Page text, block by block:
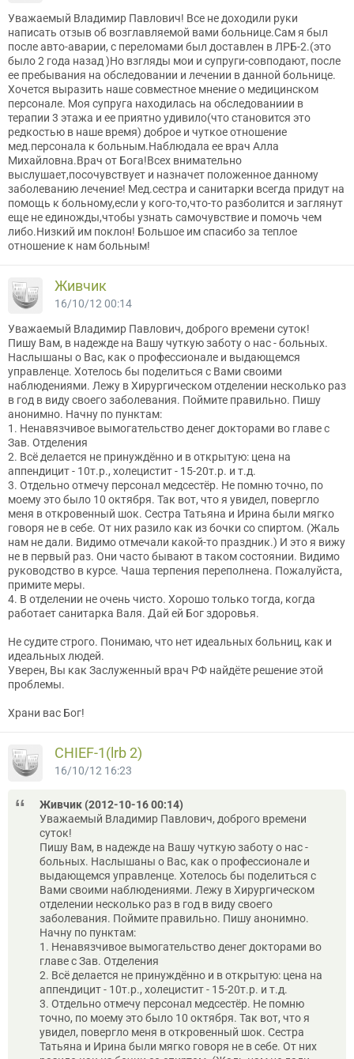
Уважаемый Владимир Павлович! Все не доходили руки
написать отзыв об возглавляемой вами больнице.Сам я был
после авто-аварии, с переломами был доставлен в ЛРБ-2.(это
было 2 года назад )Но взгляды мои и супруги-совподают, после
ее пребывания на обследовании и лечении в данной больнице.
Хочется выразить наше совместное мнение о медицинском
персонале. Моя супруга находилась на обследованиии в
терапии 3 этажа и ее приятно удивило(что становится это
редкостью в наше время) доброе и чуткое отношение
мед.персонала к больным.Наблюдала ее врач Алла
Михайловна.Врач от Бога!Всех внимательно
выслушает,посочувствует и назначет положенное данному
заболеванию лечение! Мед.сестра и санитарки всегда придут на
помощь к больному,если у кого-то,что-то разболится и заглянут
еще не единожды,чтобы узнать самочувствие и помочь чем
либо.Низкий им поклон! Большое им спасибо за теплое
отношение к нам больным!
Живчик
16/10/12 00:14
Уважаемый Владимир Павлович, доброго времени суток!
Пишу Вам, в надежде на Вашу чуткую заботу о нас - больных.
Наслышаны о Вас, как о профессионале и выдающемся
управленце. Хотелось бы поделиться с Вами своими
наблюдениями. Лежу в Хирургическом отделении несколько раз
в год в виду своего заболевания. Поймите правильно. Пишу
анонимно. Начну по пунктам:
1. Ненавязчивое вымогательство денег докторами во главе с
Зав. Отделения
2. Всё делается не принуждённо и в открытую: цена на
аппендицит - 10т.р., холецистит - 15-20т.р. и т.д.
3. Отдельно отмечу персонал медсестёр. Не помню точно, по
моему это было 10 октября. Так вот, что я увидел, повергло
меня в откровенный шок. Сестра Татьяна и Ирина были мягко
говоря не в себе. От них разило как из бочки со спиртом. (Жаль
нам не дали. Видимо отмечали какой-то праздник.) И это я вижу
не в первый раз. Они часто бывают в таком состоянии. Видимо
руководство в курсе. Чаша терпения переполнена. Пожалуйста,
примите меры.
4. В отделении не очень чисто. Хорошо только тогда, когда
работает санитарка Валя. Дай ей Бог здоровья.
Не судите строго. Понимаю, что нет идеальных больниц, как и
идеальных людей.
Уверен, Вы как Заслуженный врач РФ найдёте решение этой
проблемы.
Храни вас Бог!
CНIEF-1(lrb 2)
16/10/12 16:23
Живчик (2012-10-16 00:14)
Уважаемый Владимир Павлович, доброго времени
суток!
Пишу Вам, в надежде на Вашу чуткую заботу о нас -
больных. Наслышаны о Вас, как о профессионале и
выдающемся управленце. Хотелось бы поделиться с
Вами своими наблюдениями. Лежу в Хирургическом
отделении несколько раз в год в виду своего
заболевания. Поймите правильно. Пишу анонимно.
Начну по пунктам:
1. Ненавязчивое вымогательство денег докторами во
главе с Зав. Отделения
2. Всё делается не принуждённо и в открытую: цена на
аппендицит - 10т.р., холецистит - 15-20т.р. и т.д.
3. Отдельно отмечу персонал медсестёр. Не помню
точно, по моему это было 10 октября. Так вот, что я
увидел, повергло меня в откровенный шок. Сестра
Татьяна и Ирина были мягко говоря не в себе. От них